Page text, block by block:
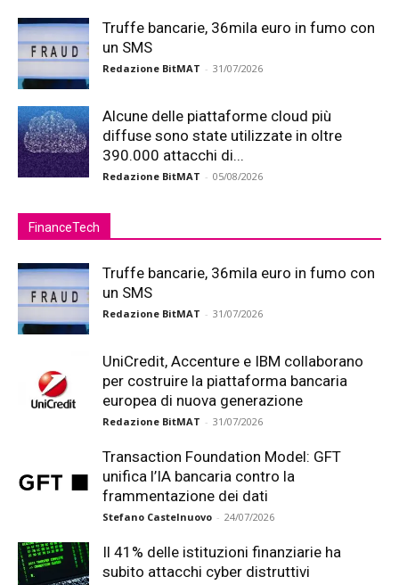
Truffe bancarie, 36mila euro in fumo con
un SMS
Redazione BitMAT - 31/07/2026
Alcune delle piattaforme cloud più
diffuse sono state utilizzate in oltre
390.000 attacchi di...
Redazione BitMAT - 05/08/2026
FinanceTech
Truffe bancarie, 36mila euro in fumo con
un SMS
Redazione BitMAT - 31/07/2026
UniCredit, Accenture e IBM collaborano
per costruire la piattaforma bancaria
europea di nuova generazione
Redazione BitMAT - 31/07/2026
Transaction Foundation Model: GFT
unifica l’IA bancaria contro la
frammentazione dei dati
Stefano Castelnuovo - 24/07/2026
Il 41% delle istituzioni finanziarie ha
subito attacchi cyber distruttivi